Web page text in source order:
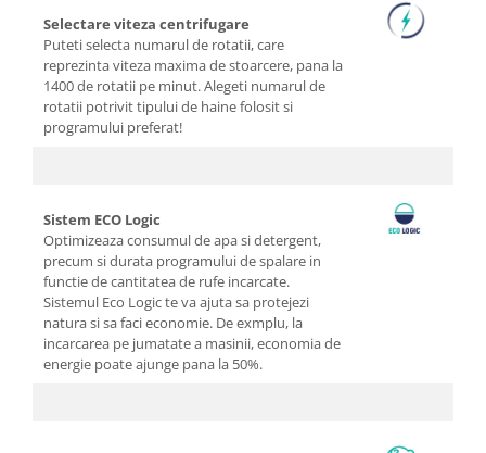
Selectare viteza centrifugare
Puteti selecta numarul de rotatii, care
reprezinta viteza maxima de stoarcere, pana la
1400 de rotatii pe minut. Alegeti numarul de
rotatii potrivit tipului de haine folosit si
programului preferat!
Sistem ECO Logic
Optimizeaza consumul de apa si detergent,
precum si durata programului de spalare in
functie de cantitatea de rufe incarcate.
Sistemul Eco Logic te va ajuta sa protejezi
natura si sa faci economie. De exmplu, la
incarcarea pe jumatate a masinii, economia de
energie poate ajunge pana la 50%.